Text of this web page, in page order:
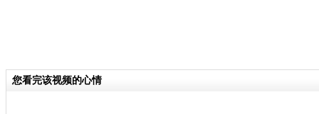
您看完该视频的心情